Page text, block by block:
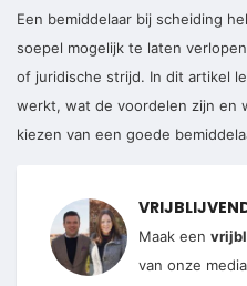
Een bemiddelaar bij scheiding
soepel mogelijk te laten
of juridische strijd. In dit artikel
werkt, wat de voordelen zijn en
kiezen van een goede
Maak een
van onze